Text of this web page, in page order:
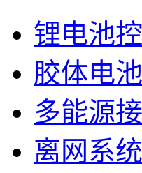
锂电池
胶体电
多能源
离网系